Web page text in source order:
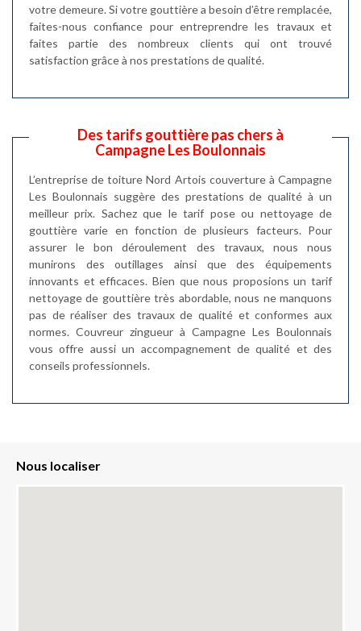
votre demeure. Si votre gouttière a besoin d’être remplacée,
faites-nous confiance pour entreprendre les travaux et
faites partie des nombreux clients qui ont trouvé
satisfaction grâce à nos prestations de qualité.
Des tarifs gouttière pas chers à
Campagne Les Boulonnais
L’entreprise de toiture Nord Artois couverture à Campagne
Les Boulonnais suggère des prestations de qualité à un
meilleur prix. Sachez que le tarif pose ou nettoyage de
gouttière varie en fonction de plusieurs facteurs. Pour
assurer le bon déroulement des travaux, nous nous
munirons des outillages ainsi que des équipements
innovants et efficaces. Bien que nous proposions un tarif
nettoyage de gouttière très abordable, nous ne manquons
pas de réaliser des travaux de qualité et conformes aux
normes. Couvreur zingueur à Campagne Les Boulonnais
vous offre aussi un accompagnement de qualité et des
conseils professionnels.
Nous localiser